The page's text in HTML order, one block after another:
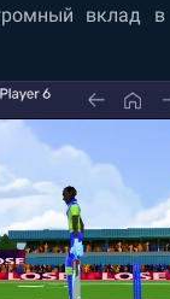
вклад в